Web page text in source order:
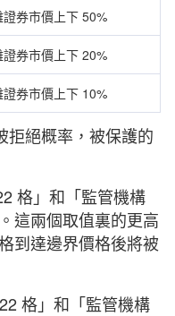
券市價上下 50%
券市價上下 20%
券市價上下 10%
拒絕概率，被保護的
格」和「監管機構
這兩個取值裏的更高
到達邊界價格後將被
格」和「監管機構